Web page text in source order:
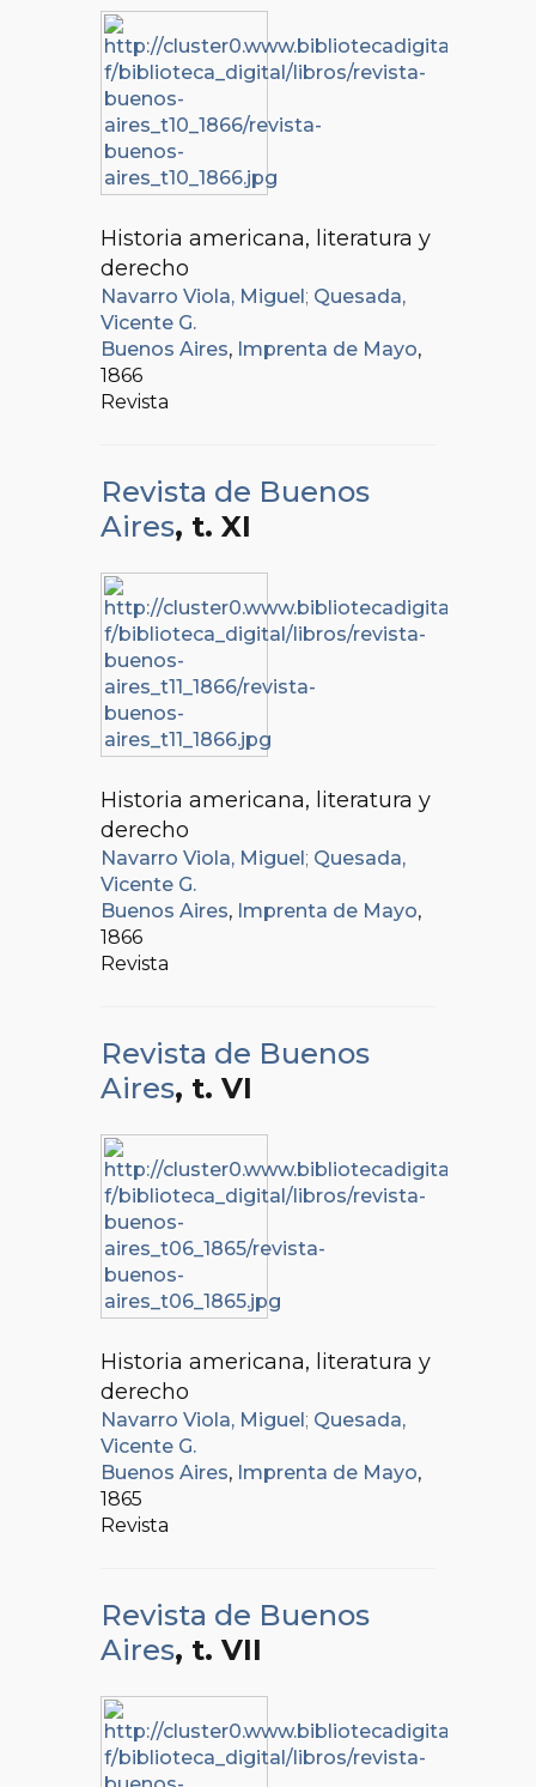
Historia americana, literatura y
derecho
Navarro Viola, Miguel ; Quesada,
Vicente G.
Buenos Aires, Imprenta de Mayo,
1866
Revista
Revista de Buenos
Aires, t. XI
Historia americana, literatura y
derecho
Navarro Viola, Miguel ; Quesada,
Vicente G.
Buenos Aires, Imprenta de Mayo,
1866
Revista
Revista de Buenos
Aires, t. VI
Historia americana, literatura y
derecho
Navarro Viola, Miguel ; Quesada,
Vicente G.
Buenos Aires, Imprenta de Mayo,
1865
Revista
Revista de Buenos
Aires, t. VII